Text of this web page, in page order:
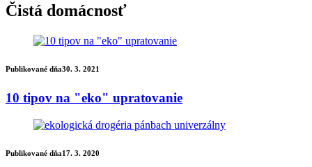
Čistá domácnosť
Publikované dňa30. 3. 2021
10 tipov na "eko" upratovanie
Publikované dňa17. 3. 2020